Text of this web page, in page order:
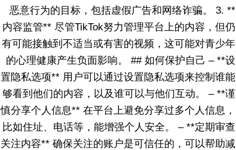
恶意行为的目标，包括虚假广告和网络诈骗。 3. **
内容监管** 尽管TikTok努力管理平台上的内容，但仍
有可能接触到不适当或有害的视频，这可能对青少年
的心理健康产生负面影响。 ## 如何保护自己 – **设
置隐私选项** 用户可以通过设置隐私选项来控制谁能
够看到他们的内容，以及谁可以与他们互动。 – **谨
慎分享个人信息** 在平台上避免分享过多个人信息，
比如住址、电话等，能增强个人安全。 – **定期审查
关注内容** 确保关注的账户是可信任的，可以帮助减